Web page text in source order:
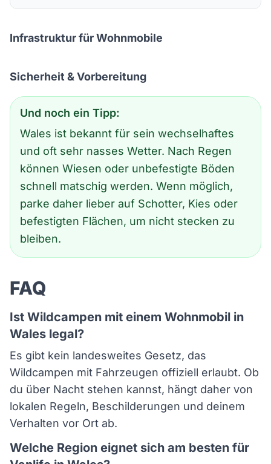
Infrastruktur für Wohnmobile
Sicherheit & Vorbereitung
Und noch ein Tipp:
Wales ist bekannt für sein wechselhaftes
und oft sehr nasses Wetter. Nach Regen
können Wiesen oder unbefestigte Böden
schnell matschig werden. Wenn möglich,
parke daher lieber auf Schotter, Kies oder
befestigten Flächen, um nicht stecken zu
bleiben.
FAQ
Ist Wildcampen mit einem Wohnmobil in
Wales legal?
Es gibt kein landesweites Gesetz, das
Wildcampen mit Fahrzeugen offiziell erlaubt. Ob
du über Nacht stehen kannst, hängt daher von
lokalen Regeln, Beschilderungen und deinem
Verhalten vor Ort ab.
Welche Region eignet sich am besten für